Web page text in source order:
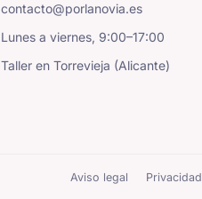
contacto@porlanovia.es
Lunes a viernes, 9:00–17:00
Taller en Torrevieja (Alicante)
Aviso legal Privacidad